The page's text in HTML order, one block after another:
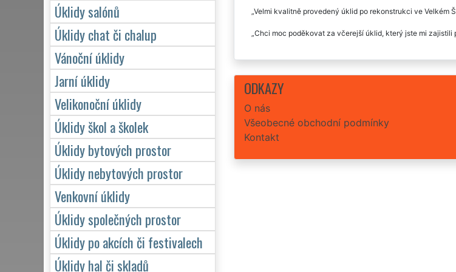
Velmi kvalitně provedený úklid po rekonstrukci ve Velkém
Chci moc poděkovat za včerejší úklid, který jste mi
ODKAZY
O nás
Všeobecné obchodní podmínky
Kontakt
Úklidy salónů
Úklidy chat či chalup
Vánoční úklidy
Jarní úklidy
Velikonoční úklidy
Úklidy škol a školek
Úklidy bytových prostor
Úklidy nebytových prostor
Venkovní úklidy
Úklidy společných prostor
Úklidy po akcích či festivalech
Úklidy hal či skladů